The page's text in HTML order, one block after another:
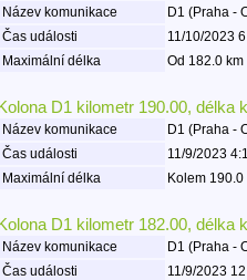
Název komunikace
D1 (Praha -
Čas události
11/10/2023
Maximální délka
Od 182.0
Kolona D1 kilometr 190.00, délka
Název komunikace
D1 (Praha -
Čas události
11/9/2023
Maximální délka
Kolem
D1 kilometr 182.00, délka
Název komunikace
D1 (Praha -
Čas události
11/9/2023